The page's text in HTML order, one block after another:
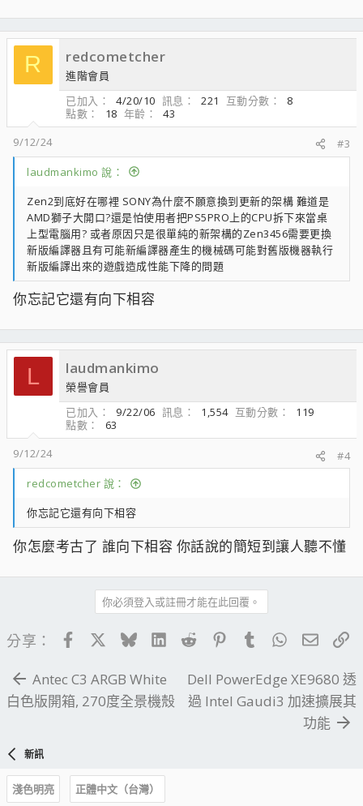
R redcometcher
進階會員
已加入
4/20/10 訊息 221 互動分數
8
點數
18 年齡
43
9/12/24
#3
laudmankimo 說：
Zen2到底好在哪裡 SONY為什麼不願意換到更新的架構 難道是
AMD獅子大開口?還是怕使用者把PS5PRO上的CPU拆下來當桌
上型電腦用? 或者原因只是很單純的新架構的Zen3456需要更換
新版編譯器且有可能新編譯器產生的機械碼可能對舊版機器執行
新版編譯出來的遊戲造成性能下降的問題
你忘記它還有向下相容
L laudmankimo
榮譽會員
已加入
9/22/06 訊息 1,554 互動分數
119
點數
63
9/12/24
#4
redcometcher 說：
你忘記它還有向下相容
你怎麼考古了 誰向下相容 你話說的簡短到讓人聽不懂
你必須登入或註冊才能在此回覆。
分享： FacebookBlueskyLinkedIn
Reddit PinterestTumblrWhatsApp
電子
Antec C3 ARGB White
白色版開箱, 270度全景機殼
Dell PowerEdge XE9680 透
過 Intel Gaudi3 加速擴展其
功能
新訊
淺色明亮
正體中文（台灣）